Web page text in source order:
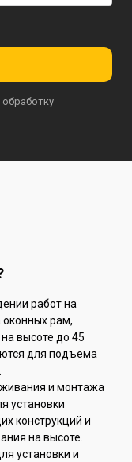
работ на
рам,
высоте до 45
для подъема
и монтажа
установки
конструкций и
на высоте.
установки и